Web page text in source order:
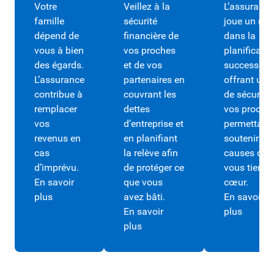
Votre
famille
dépend de
vous à bien
des égards.
L’assurance
contribue à
remplacer
vos
revenus en
cas
d’imprévu.
En savoir
plus
entreprise
Veillez à la
sécurité
financière de
vos proches
et de vos
partenaires en
couvrant les
dettes
d’entreprise et
en planifiant
la relève afin
de protéger ce
que vous
avez bâti.
En savoir
plus
retraite
joue un
dans la
offrant un
de sécurité
vos
permettant
soutenir
causes qui
vous
cœur.
En savoir
plus